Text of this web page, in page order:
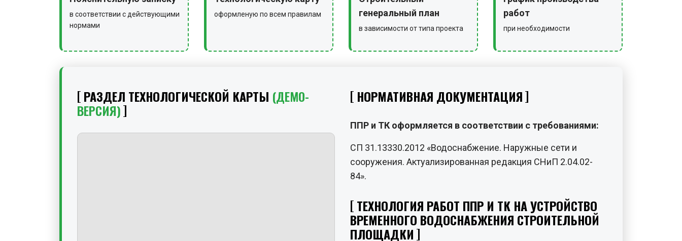
в соответствии с действующими
нормами
оформленую по всем правилам
генеральный план
в зависимости от типа проекта
работ
при необходимости
РАЗДЕЛ ТЕХНОЛОГИЧЕСКОЙ КАРТЫ (ДЕМО-
ВЕРСИЯ)
НОРМАТИВНАЯ ДОКУМЕНТАЦИЯ
ППР и ТК оформляется в соответствии с требованиями:
СП 31.13330.2012 «Водоснабжение. Наружные сети и
сооружения. Актуализированная редакция СНиП 2.04.02-
84».
ТЕХНОЛОГИЯ РАБОТ ППР И ТК НА УСТРОЙСТВО
ВРЕМЕННОГО ВОДОСНАБЖЕНИЯ СТРОИТЕЛЬНОЙ
ПЛОЩАДКИ